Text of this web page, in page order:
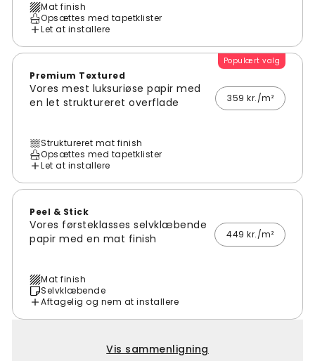
Mat finish
Opsættes med tapetklister
Let at installere
Populært valg
Premium Textured
Vores mest luksuriøse papir med
en let struktureret overflade
359 kr./m²
Struktureret mat finish
Opsættes med tapetklister
Let at installere
Peel & Stick
Vores førsteklasses selvklæbende
papir med en mat finish
449 kr./m²
Mat finish
Selvklæbende
Aftagelig og nem at installere
Vis sammenligning